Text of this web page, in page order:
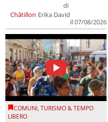
Châtillon
di
Erika David
il 07/08/2026
COMUNI,TURISMO & TEMPO
LIBERO